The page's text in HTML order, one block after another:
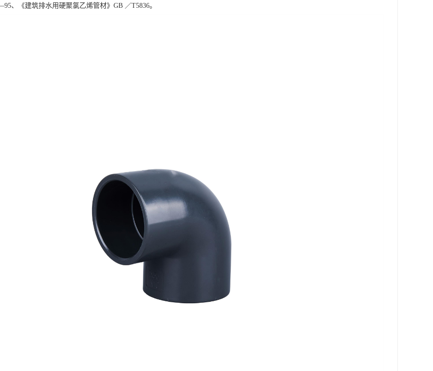
、《建筑排水用硬聚氯乙烯管材》GB ／T5836。